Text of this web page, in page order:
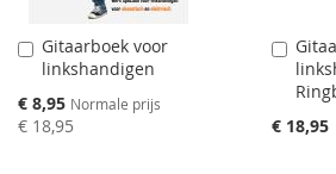
Gitaarboek voor
linkshandigen
Speciale
prijs
€ 8,95 Normale prijs
€ 18,95
Aan
winkelwagen
toevoegen
€ 18,95
Aan